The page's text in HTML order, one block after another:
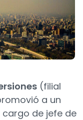
(filial
a un
de jefe de